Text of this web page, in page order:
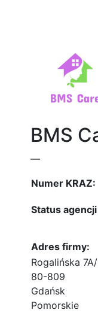
BMS
—
Numer KRAZ:
Status
Adres firmy:
Rogalińska 7A/
80-809
Gdańsk
Pomorskie